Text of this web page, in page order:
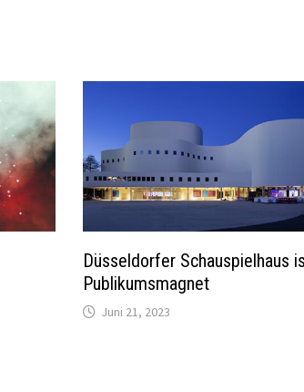
Düsseldorfer Schauspielhaus
Publikumsmagnet
Juni 21, 2023